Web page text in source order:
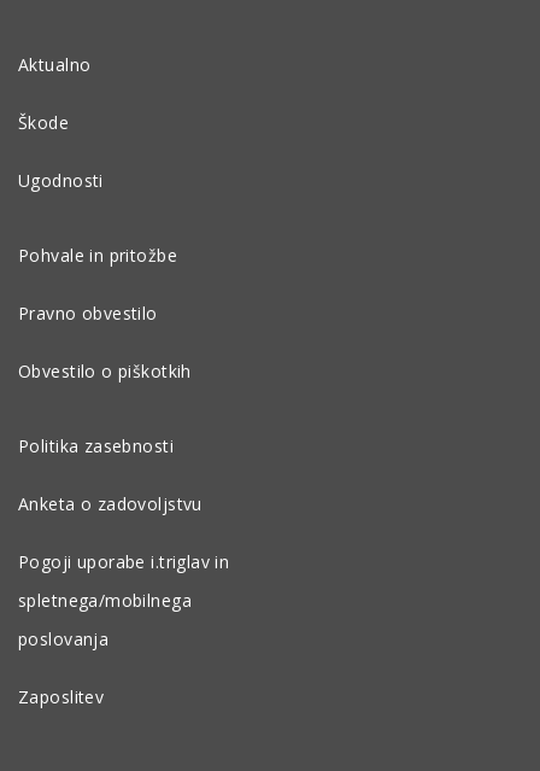
Aktualno
Škode
Ugodnosti
Pohvale in pritožbe
Pravno obvestilo
Obvestilo o piškotkih
Politika zasebnosti
Anketa o zadovoljstvu
Pogoji uporabe i.triglav in
spletnega/mobilnega
poslovanja
Zaposlitev